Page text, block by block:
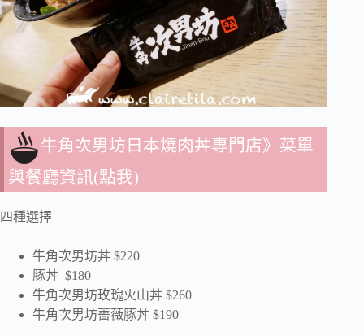
牛角次男坊日本燒肉丼專門店》菜單
與餐廳資訊(點我)
四種選擇
牛角次男坊丼 $220
豚丼 $180
牛角次男坊玫瑰火山丼 $260
牛角次男坊薔薇豚丼 $190